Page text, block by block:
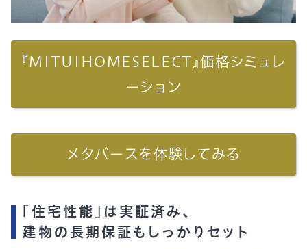
『MITUIHOMESELECT』価格シミュレ
ーション
メタバースを体験してみる
「住宅性能」は実証済み、
建物の長期保証もしっかりセット